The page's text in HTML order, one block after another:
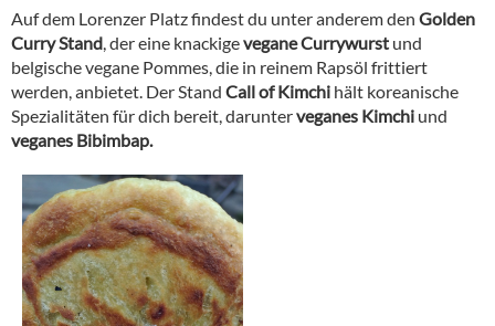
Auf dem Lorenzer Platz findest du unter anderem den Golden
Curry Stand, der eine knackigevegane Currywurst und
belgische vegane Pommes, die in reinem Rapsöl frittiert
werden, anbietet. Der Stand Call of Kimchi hält koreanische
Spezialitäten für dich bereit, darunterveganes Kimchi und
veganes Bibimbap.